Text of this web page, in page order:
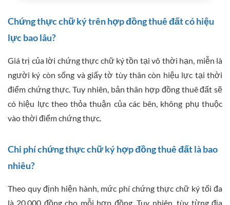
Chứng thực chữ ký trên hợp đồng thuê đất có hiệu
lực bao lâu?
Giá trị của lời chứng thực chữ ký tồn tại vô thời hạn, miễn là
người ký còn sống và giấy tờ tùy thân còn hiệu lực tại thời
điểm chứng thực. Tuy nhiên, bản thân hợp đồng thuê đất sẽ
có hiệu lực theo thỏa thuận của các bên, không phụ thuộc
vào thời điểm chứng thực.
Chi phí chứng thực chữ ký hợp đồng thuê đất là bao
nhiêu?
Theo quy định hiện hành, mức phí chứng thực chữ ký tối đa
là 20.000 đồng cho mỗi hợp đồng. Tuy nhiên, tùy từng địa